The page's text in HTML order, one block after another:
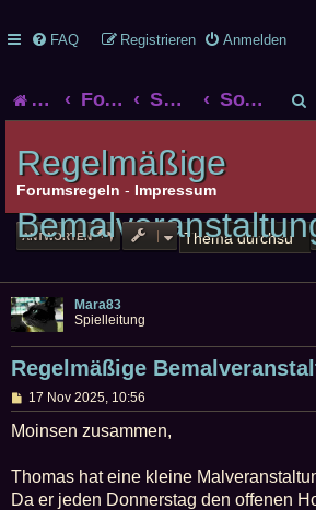
FAQ Anmelden
Registrieren
Startseite
Foren-Übersicht Smalltalk Sonstiger Smalltalk
Regelmäßige
Forumsregeln - Impressum
ANTWORTEN
Mara83
Spielleitung
Regelmäßige
B
e
i
t
a
g
17 Nov 2025, 10:56
Moinsen zusammen,
Thomas hat eine kleine
Da er jeden Donnerstag den offenen